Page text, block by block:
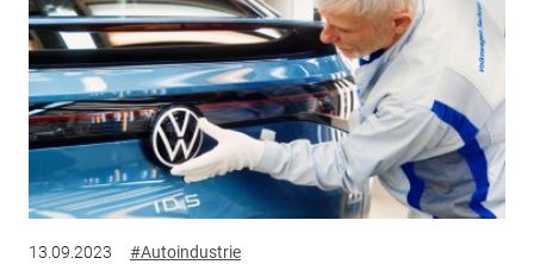
13.09.2023 #Autoindustrie